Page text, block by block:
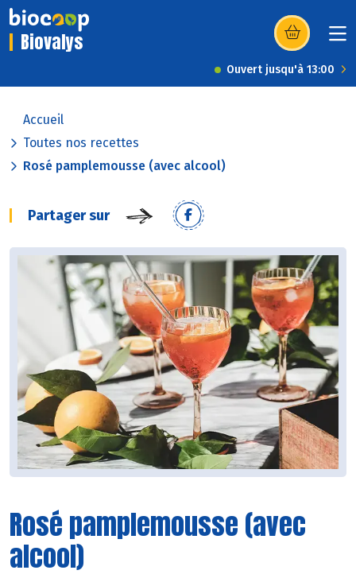
Biovalys (s’ouvre dans
Ouvert jusqu'à 13:00
Accueil
Toutes nos recettes
Rosé pamplemousse (avec alcool)
Partager sur
Rosé pamplemousse (avec
alcool)